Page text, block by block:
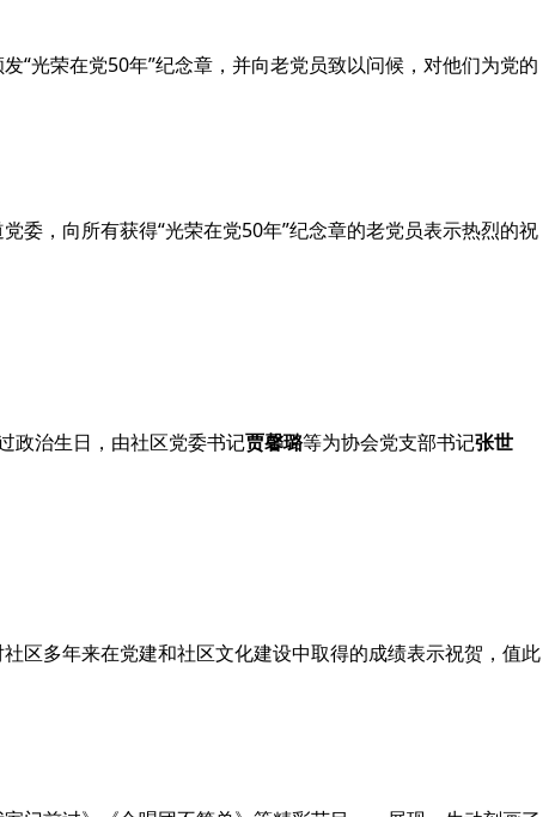
“光荣在党50年”纪念章，并向老党员致以问候，对他们为党的
委，向所有获得“光荣在党50年”纪念章的老党员表示热烈的祝
政治生日，由社区党委书记贾馨璐等为协会党支部书记张世
区多年来在党建和社区文化建设中取得的成绩表示祝贺，值此